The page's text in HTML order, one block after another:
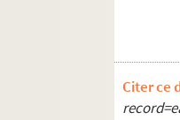
Citer ce